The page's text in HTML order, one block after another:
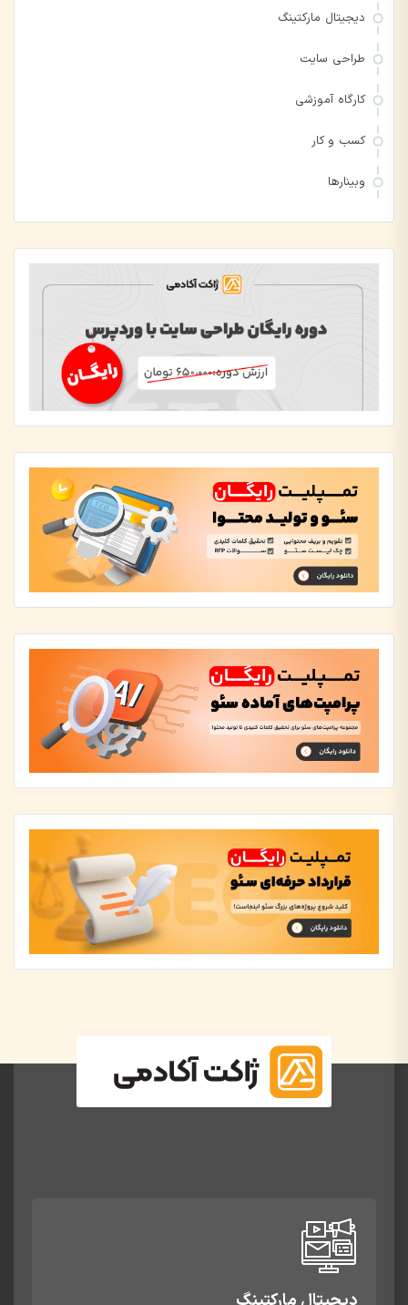
دیجیتال مارکتینگ
طراحی سایت
کارگاه آموزشی
کسب و کار
وبینارها